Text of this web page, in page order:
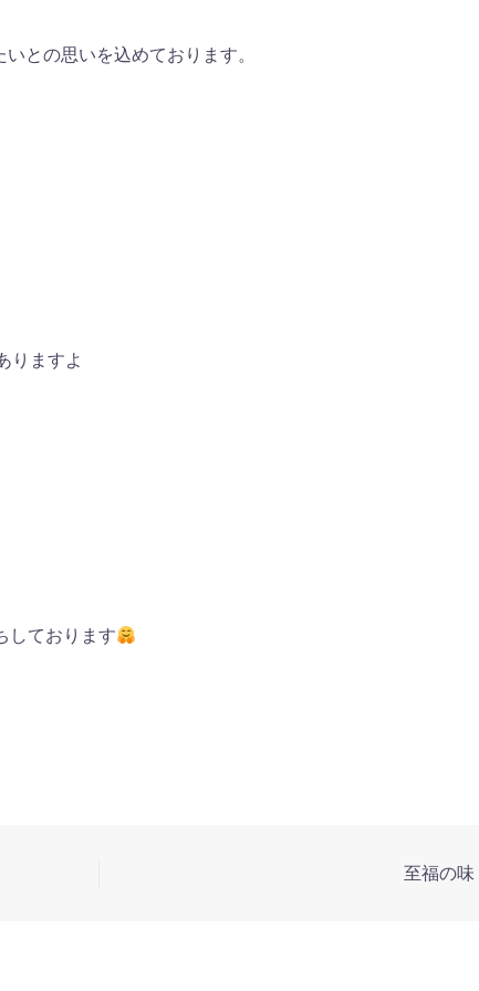
との思いを込めております。
りますよ
しております
至福の味